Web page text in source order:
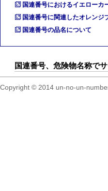
国連番号におけるイエローカ
国連番号に関連したオレンジ
国連番号の品名について
国連番号、危険物名称で
Copyright © 2014 un-no-un-